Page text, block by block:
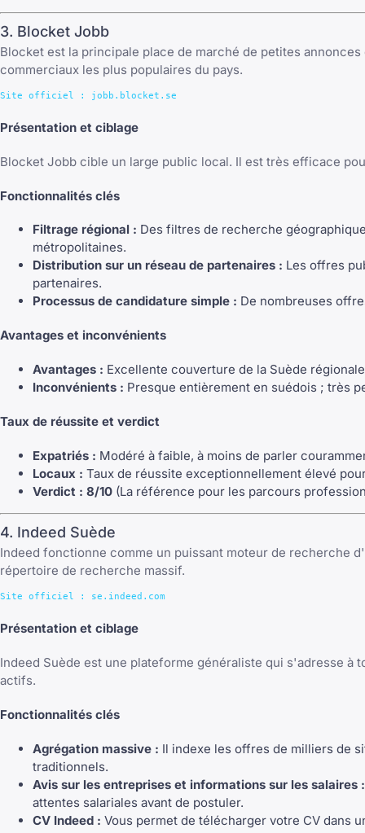
3. Blocket Jobb
Blocket est la principale place de marché de petites
commerciaux les plus populaires du pays.
Présentation et ciblage
Blocket Jobb cible un large public local. Il est très efficace
Fonctionnalités clés
Filtrage régional : Des filtres de recherche
métropolitaines.
Distribution sur un réseau de partenaires : Les offres
partenaires.
Processus de candidature simple : De nombreuses
Avantages et inconvénients
Avantages : Excellente couverture de la Suède
Inconvénients : Presque entièrement en suédois ; très
Taux de réussite et verdict
Expatriés : Modéré à faible, à moins de parler
Locaux : Taux de réussite exceptionnellement élevé
Verdict : 8/10 (La référence pour les parcours
4. Indeed Suède
Indeed fonctionne comme un puissant moteur de recherche
répertoire de recherche massif.
Présentation et ciblage
Indeed Suède est une plateforme généraliste qui s'adresse
actifs.
Fonctionnalités clés
Agrégation massive : Il indexe les offres de milliers de
traditionnels.
Avis sur les entreprises et informations sur les salaires :
attentes salariales avant de postuler.
CV Indeed : Vous permet de télécharger votre CV dans